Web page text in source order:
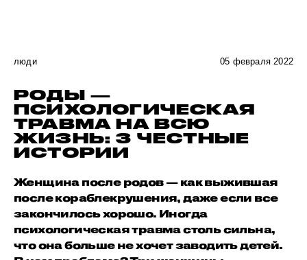
люди 05 февраля 2022
РОДЫ —
ПСИХОЛОГИЧЕСКАЯ
ТРАВМА НА ВСЮ
ЖИЗНЬ: 3 ЧЕСТНЫЕ
ИСТОРИИ
Женщина после родов — как выжившая
после кораблекрушения, даже если все
закончилось хорошо. Иногда
психологическая травма столь сильна,
что она больше не хочет заводить детей.